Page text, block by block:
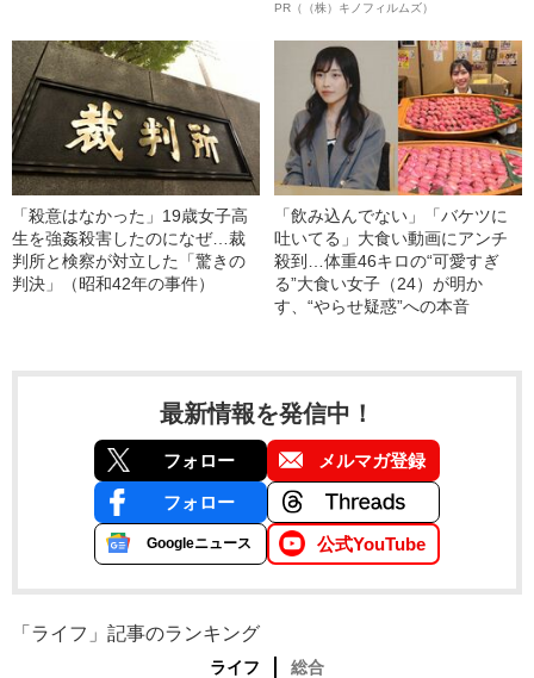
PR（（株）キノフィルムズ）
「殺意はなかった」19歳女子高
生を強姦殺害したのになぜ…裁
判所と検察が対立した「驚きの
判決」（昭和42年の事件）
「飲み込んでない」「バケツに
吐いてる」大食い動画にアンチ
殺到…体重46キロの“可愛すぎ
る”大食い女子（24）が明か
す、“やらせ疑惑”への本音
最新情報を発信中！
フォロー メルマガ登録
フォロー
Googleニュース 公式YouTube
「ライフ」記事のランキング
ライフ 総合